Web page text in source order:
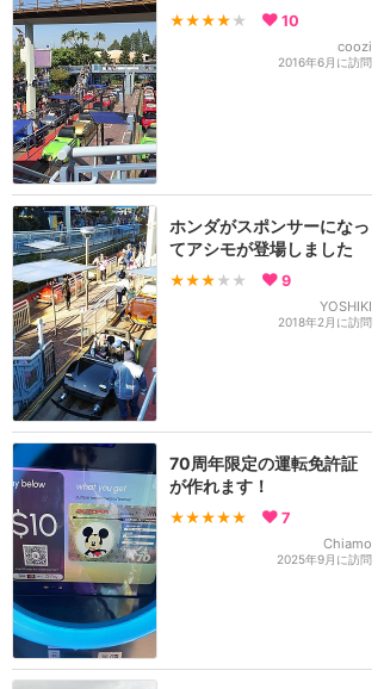
★★★★ ★ 10
coozi
2016年6月に訪問
ホンダがスポンサーになっ
てアシモが登場しました
★★★ ★★ 9
YOSHIKI
2018年2月に訪問
70周年限定の運転免許証
が作れます！
★★★★★ 7
Chiamo
2025年9月に訪問